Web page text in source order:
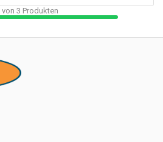
von 3 Produkten